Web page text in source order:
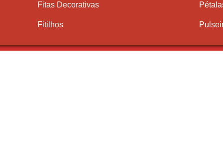
Fitas Decorativas
Fitilhos